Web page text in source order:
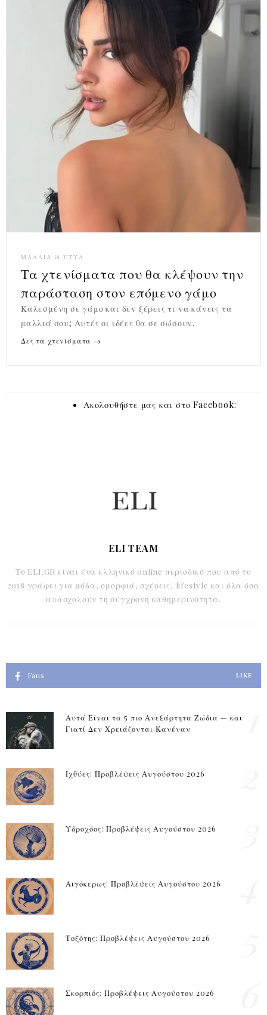
ΜΑΛΛΙΆ & ΣΤΥΛ
Τα χτενίσματα που θα κλέψουν την
παράσταση στον επόμενο γάμο
Καλεσμένη σε γάμο και δεν ξέρεις τι να κάνεις τα
μαλλιά σου; Αυτές οι ιδέες θα σε σώσουν.
Δες τα χτενίσματα →
Ακολουθήστε μας και στο Facebook:
ELI TEAM
Το ELI.GR είναι ένα ελληνικό online περιοδικό που από το
2018 γράφει για μόδα, ομορφιά, σχέσεις, lifestyle και όλα όσα
απασχολούν τη σύγχρονη καθημερινότητα.
Fans LIKE
Αυτά Είναι τα 5 πιο Ανεξάρτητα Ζώδια — και
Γιατί Δεν Χρειάζονται Κανέναν
Ιχθύες: Προβλέψεις Αυγούστου 2026
Υδροχόος: Προβλέψεις Αυγούστου 2026
Αιγόκερως: Προβλέψεις Αυγούστου 2026
Τοξότης: Προβλέψεις Αυγούστου 2026
Σκορπιός: Προβλέψεις Αυγούστου 2026